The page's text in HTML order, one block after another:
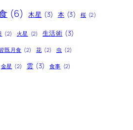
(6) 木星 (3) 本 (3) 桜 (2)
(2) 火星 (2) 生活術 (3)
皆既月食 (2) 花 (2) 虫 (2)
金星 (2) 雲 (3) 食事 (2)